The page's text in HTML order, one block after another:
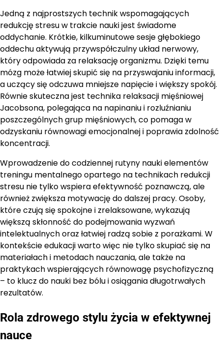
Jedną z najprostszych technik wspomagających
redukcję stresu w trakcie nauki jest świadome
oddychanie. Krótkie, kilkuminutowe sesje głębokiego
oddechu aktywują przywspółczulny układ nerwowy,
który odpowiada za relaksację organizmu. Dzięki temu
mózg może łatwiej skupić się na przyswajaniu informacji,
a uczący się odczuwa mniejsze napięcie i większy spokój.
Równie skuteczna jest technika relaksacji mięśniowej
Jacobsona, polegająca na napinaniu i rozluźnianiu
poszczególnych grup mięśniowych, co pomaga w
odzyskaniu równowagi emocjonalnej i poprawia zdolność
koncentracji.
Wprowadzenie do codziennej rutyny nauki elementów
treningu mentalnego opartego na technikach redukcji
stresu nie tylko wspiera efektywność poznawczą, ale
również zwiększa motywację do dalszej pracy. Osoby,
które czują się spokojne i zrelaksowane, wykazują
większą skłonność do podejmowania wyzwań
intelektualnych oraz łatwiej radzą sobie z porażkami. W
kontekście edukacji warto więc nie tylko skupiać się na
materiałach i metodach nauczania, ale także na
praktykach wspierających równowagę psychofizyczną
– to klucz do nauki bez bólu i osiągania długotrwałych
rezultatów.
Rola zdrowego stylu życia w efektywnej
nauce